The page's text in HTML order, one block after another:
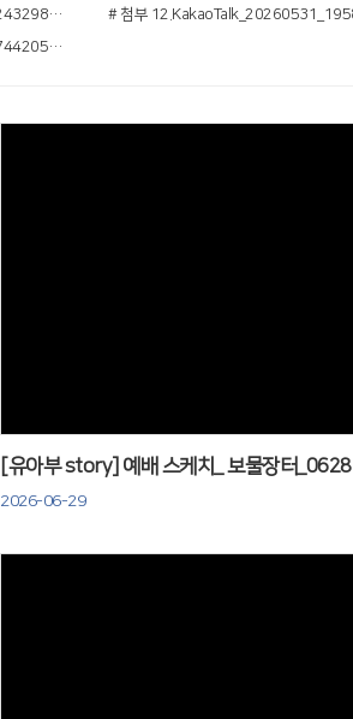
# 첨부 11.KakaoTalk_20260531_124329890.jpg
# 첨부 15.KakaoTalk_20260531_174420500_07.jpg
[유아부 story] 예배 스케치_ 보물장터_0628
2026-06-29